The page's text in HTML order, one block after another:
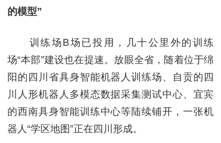
的模型”
训练场B场已投用，几十公里外的训练
场“本部”建设也在提速。放眼全省，随着位于绵
阳的四川省具身智能机器人训练场、自贡的四
川人形机器人多模态数据采集测试中心、宜宾
的西南具身智能训练中心等陆续铺开，一张机
器人“学区地图”正在四川形成。